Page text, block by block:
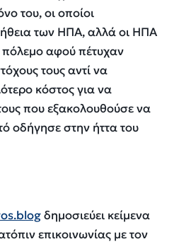
του, οι οποίοι
των ΗΠΑ, αλλά οι ΗΠΑ
αφού πέτυχαν
τους αντί να
κόστος για να
που εξακολουθούσε να
οδήγησε στην ήττα του
δημοσιεύει κείμενα
επικοινωνίας με τον